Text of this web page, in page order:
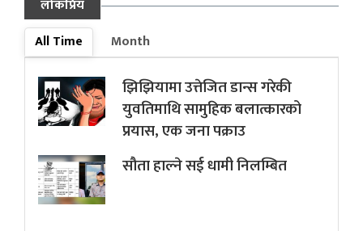
लोकप्रिय
All Time
Month
झिझियामा उत्तेजित डान्स गरेकी
युवतिमाथि सामुहिक बलात्कारको
प्रयास, एक जना पक्राउ
सौता हाल्ने सई धामी निलम्बित